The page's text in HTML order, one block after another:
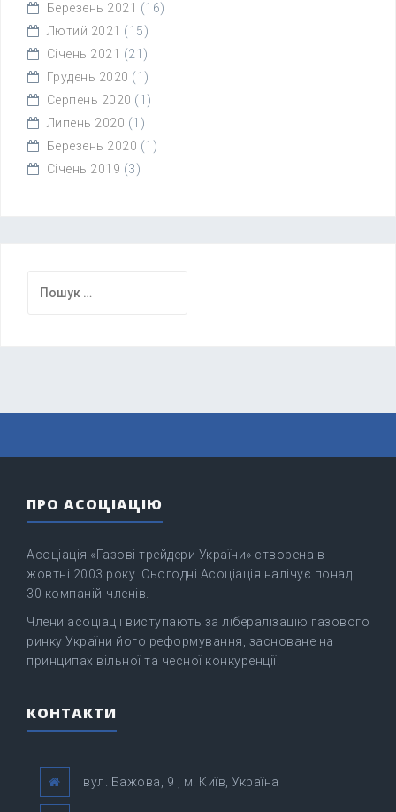
Березень 2021 (16)
Лютий 2021 (15)
Січень 2021 (21)
Грудень 2020 (1)
Серпень 2020 (1)
Липень 2020 (1)
Березень 2020 (1)
Січень 2019 (3)
ПРО АСОЦІАЦІЮ
Асоціація «Газові трейдери України» створена в
жовтні 2003 року. Сьогодні Асоціація налічує понад
30 компаній-членів.
Члени асоціації виступають за лібералізацію газового
ринку України його реформування, засноване на
принципах вільної та чесної конкуренції.
КОНТАКТИ
вул. Бажова, 9 , м. Київ, Україна